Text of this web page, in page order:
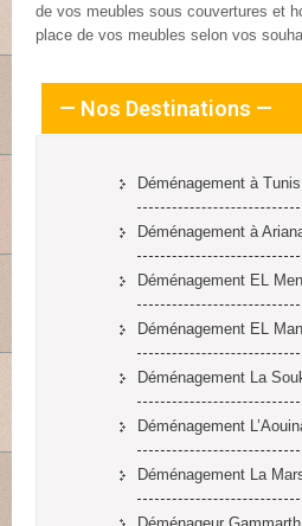
de vos meubles sous couvertures et
place de vos meubles selon vos
— Nos Destinations —
Déménagement à Tunis
Déménagement à
Déménagement EL
Déménagement EL
Déménagement La
Déménagement
Déménagement La